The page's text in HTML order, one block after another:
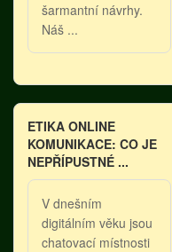
šarmantní návrhy.
Náš ...
ETIKA ONLINE
KOMUNIKACE: CO JE
NEPŘÍPUSTNÉ ...
V dnešním
digitálním věku jsou
chatovací místnosti